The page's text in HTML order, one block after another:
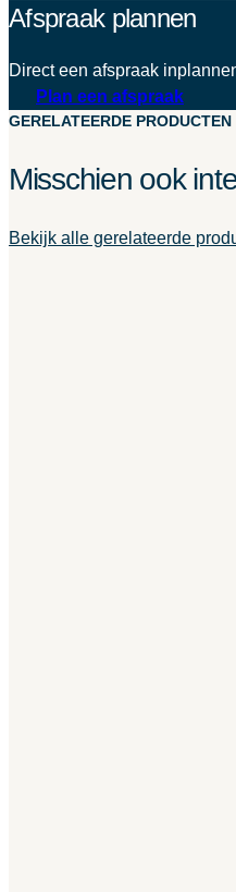
Afspraak plannen
Direct een afspraak
Plan een afspraak
GERELATEERDE PRODUCTEN
Misschien ook
Bekijk alle gerelateerde